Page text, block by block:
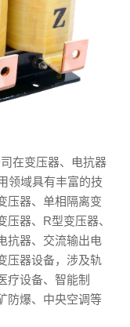
在变压器、电抗器
领域具有丰富的技
压器、单相隔离变
器、R型变压器、
抗器、交流输出电
压器设备，涉及轨
疗设备、智能制
防爆、中央空调等